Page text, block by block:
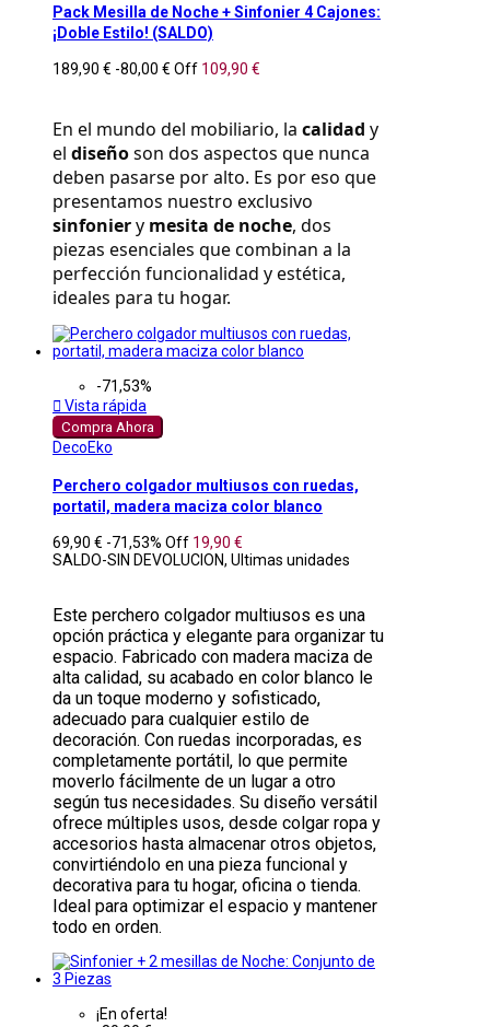
Pack Mesilla de Noche + Sinfonier 4 Cajones:
¡Doble Estilo! (SALDO)
189,90 € -80,00 € Off 109,90 €
En el mundo del mobiliario, la calidad y
el diseño son dos aspectos que nunca
deben pasarse por alto. Es por eso que
sinfonier y mesita de noche, dos
piezas esenciales que combinan a la
perfección funcionalidad y estética,
ideales para tu hogar.
-71,53%
 Vista rápida
Compra Ahora
DecoEko
Perchero colgador multiusos con ruedas,
portatil, madera maciza color blanco
69,90 € -71,53% Off 19,90 €
SALDO-SIN DEVOLUCION, Ultimas unidades
Este perchero colgador multiusos es una
opción práctica y elegante para organizar tu
espacio. Fabricado con madera maciza de
alta calidad, su acabado en color blanco le
da un toque moderno y sofisticado,
adecuado para cualquier estilo de
decoración. Con ruedas incorporadas, es
completamente portátil, lo que permite
moverlo fácilmente de un lugar a otro
según tus necesidades. Su diseño versátil
ofrece múltiples usos, desde colgar ropa y
accesorios hasta almacenar otros objetos,
convirtiéndolo en una pieza funcional y
decorativa para tu hogar, oficina o tienda.
Ideal para optimizar el espacio y mantener
todo en orden.
¡En oferta!